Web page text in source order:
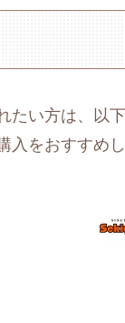
たい方は、以
入をおすすめ